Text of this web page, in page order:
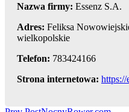
Nazwa firmy: Essenz S.A.
Adres: Feliksa
wielkopolskie
Telefon: 783424166
Strona internetowa: https://